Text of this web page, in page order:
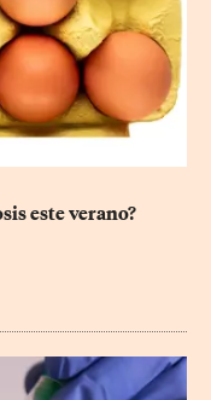
este verano?